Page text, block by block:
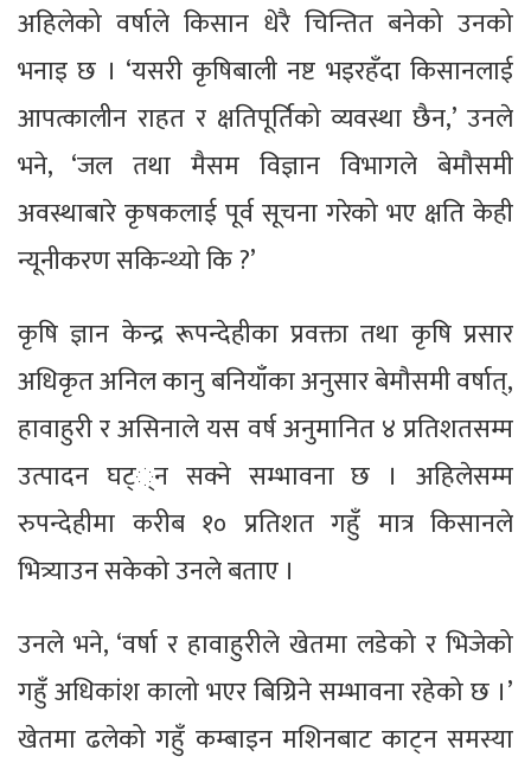
अहिलेको वर्षाले किसान धेरै चिन्तित बनेको उनको
भनाइ छ । ‘यसरी कृषिबाली नष्ट भइरहँदा किसानलाई
आपत्कालीन राहत र क्षतिपूर्तिको व्यवस्था छैन,’ उनले
भने, ‘जल तथा मैसम विज्ञान विभागले बेमौसमी
अवस्थाबारे कृषकलाई पूर्व सूचना गरेको भए क्षति केही
न्यूनीकरण सकिन्थ्यो कि ?’
कृषि ज्ञान केन्द्र रूपन्देहीका प्रवक्ता तथा कृषि प्रसार
अधिकृत अनिल कानु बनियाँका अनुसार बेमौसमी वर्षात्,
हावाहुरी र असिनाले यस वर्ष अनुमानित ४ प्रतिशतसम्म
उत्पादन घट््न सक्ने सम्भावना छ । अहिलेसम्म
रुपन्देहीमा करीब १० प्रतिशत गहुँ मात्र किसानले
भित्र्याउन सकेको उनले बताए ।
उनले भने, ‘वर्षा र हावाहुरीले खेतमा लडेको र भिजेको
गहुँ अधिकांश कालो भएर बिग्रिने सम्भावना रहेको छ ।’
खेतमा ढलेको गहुँ कम्बाइन मशिनबाट काट्न समस्या